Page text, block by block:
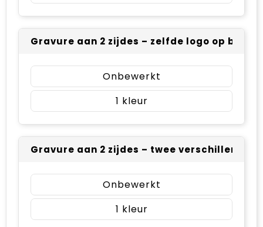
Gravure aan 2 zijdes – zelfde logo op beide
Onbewerkt
1
Gravure aan 2 zijdes – twee verschillende
Onbewerkt
1